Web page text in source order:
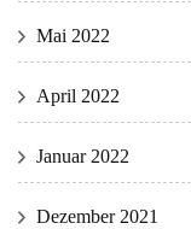
Mai 2022
April 2022
Januar 2022
Dezember 2021